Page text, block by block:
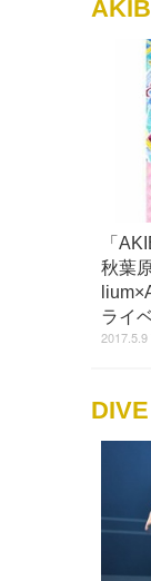
「
秋葉
ライ
DIVE